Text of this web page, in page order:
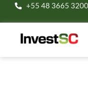
+55 48 3665 3200